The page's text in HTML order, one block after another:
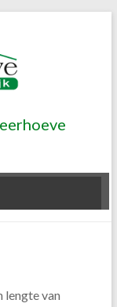
lengte van